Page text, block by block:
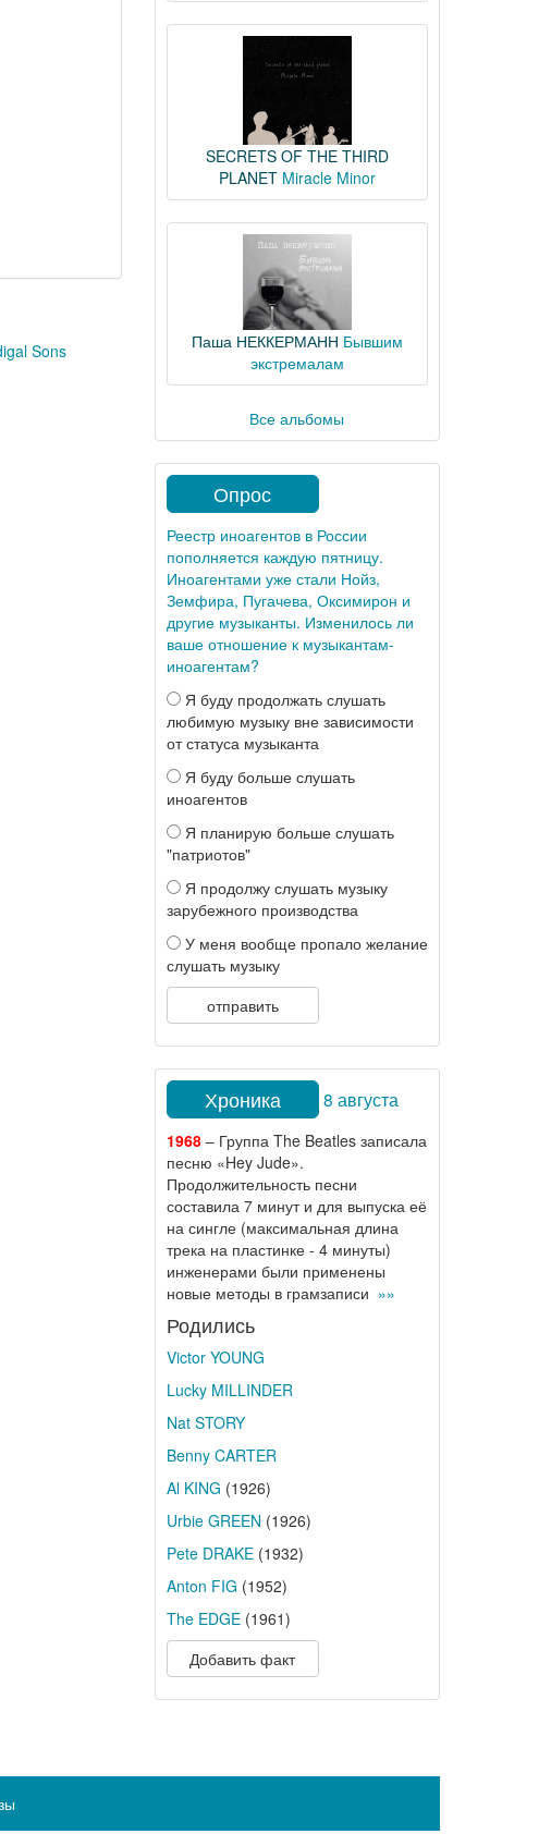
Sons
SECRETS OF THE THIRD
PLANET Miracle Minor
Паша НЕККЕРМАНН Бывшим
экстремалам
Все альбомы
Опрос
Реестр иноагентов в России
пополняется каждую пятницу.
Иноагентами уже стали Нойз,
Земфира, Пугачева, Оксимирон и
другие музыканты. Изменилось ли
ваше отношение к музыкантам-
иноагентам?
Я буду продолжать слушать
любимую музыку вне зависимости
от статуса музыканта
Я буду больше слушать
иноагентов
Я планирую больше слушать
"патриотов"
Я продолжу слушать музыку
зарубежного производства
У меня вообще пропало желание
слушать музыку
отправить
Хроника 8 августа
1968– Группа The Beatles записала
песню «Hey Jude».
Продолжительность песни
составила 7 минут и для выпуска её
на сингле (максимальная длина
трека на пластинке - 4 минуты)
инженерами были применены
новые методы в грамзаписи »»
Родились
Victor YOUNG
Lucky MILLINDER
Nat STORY
Benny CARTER
Al KING (1926)
Urbie GREEN (1926)
Pete DRAKE(1932)
Anton FIG (1952)
The EDGE(1961)
Добавить факт